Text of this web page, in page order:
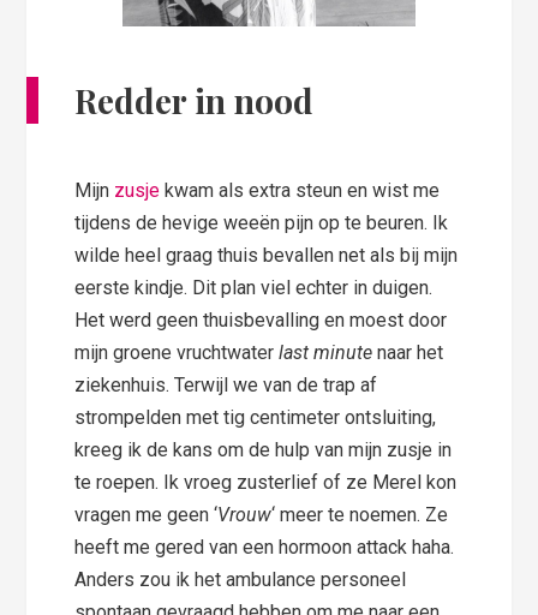
Redder in nood
Mijn zusjekwam als extra steun en wist me
tijdens de hevige weeën pijn op te beuren. Ik
wilde heel graag thuis bevallen net als bij mijn
eerste kindje. Dit plan viel echter in duigen.
Het werd geen thuisbevalling en moest door
mijn groene vruchtwaterlast minute naar het
ziekenhuis. Terwijl we van de trap af
strompelden met tig centimeter ontsluiting,
kreeg ik de kans om de hulp van mijn zusje in
te roepen. Ik vroeg zusterlief of ze Merel kon
vragen me geen ‘Vrouw‘ meer te noemen. Ze
heeft me gered van een hormoon attack haha.
Anders zou ik het ambulance personeel